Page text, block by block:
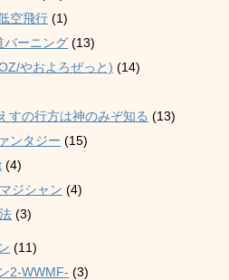
空飛行 (1)
バーニング (13)
やおよろぜっと) (14)
すの行方は神のみぞ知る (13)
ンタジー (15)
(4)
ジシャン (4)
(3)
(11)
2-WWMF- (3)